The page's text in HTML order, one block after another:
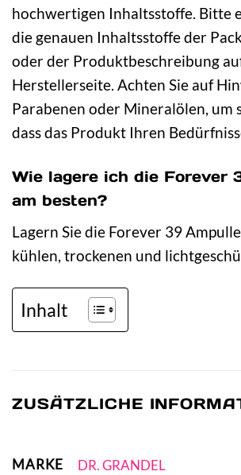
hochwertigen Inhaltsstoffe. Bitte
die genauen Inhaltsstoffe der
oder der Produktbeschreibung
Herstellerseite. Achten Sie auf
Parabenen oder Mineralölen, um
dass das Produkt Ihren
Wie lagere ich die Forever
am besten?
Lagern Sie die Forever 39
kühlen, trockenen und
Inhalt
ZUSÄTZLICHE
MARKE DR. GRANDEL